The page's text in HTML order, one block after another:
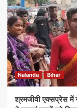
Nalanda Bihar
श्रमजीवी एक्सप्रेस में